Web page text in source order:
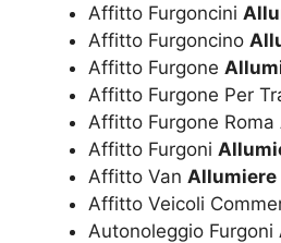
Affitto Furgoncini
Affitto Furgoncino
Affitto Furgone
Affitto Furgone Per
Affitto Furgone Roma
Affitto Furgoni
Affitto Van Allumiere
Affitto Veicoli
Autonoleggio Furgoni